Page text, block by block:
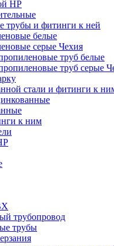
НР
трубы и фитинги к ней
белые
серые Чехия
труб белые
труб серые
стали и фитинги к
к ним
трубопровод
трубы